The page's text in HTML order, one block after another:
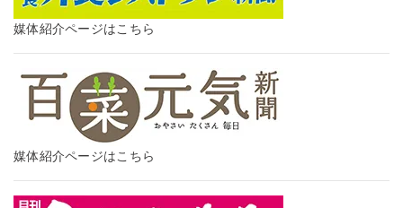
媒体紹介ページはこちら
媒体紹介ページはこちら